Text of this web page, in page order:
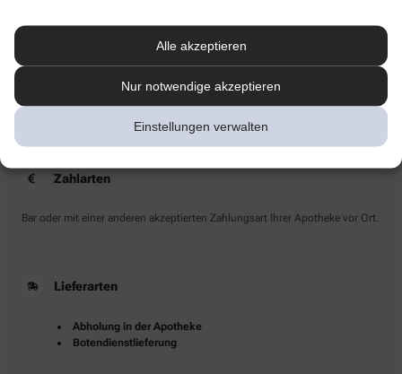
Alle akzeptieren
Nur notwendige akzeptieren
Einstellungen verwalten
Linden-Apotheke
19288 Ludwigslust
Kontaktieren Sie uns direkt.
Zahlarten
Bar oder mit einer anderen akzeptierten Zahlungsart Ihrer Apotheke vor Ort.
Lieferarten
Abholung in der Apotheke
Botendienstlieferung